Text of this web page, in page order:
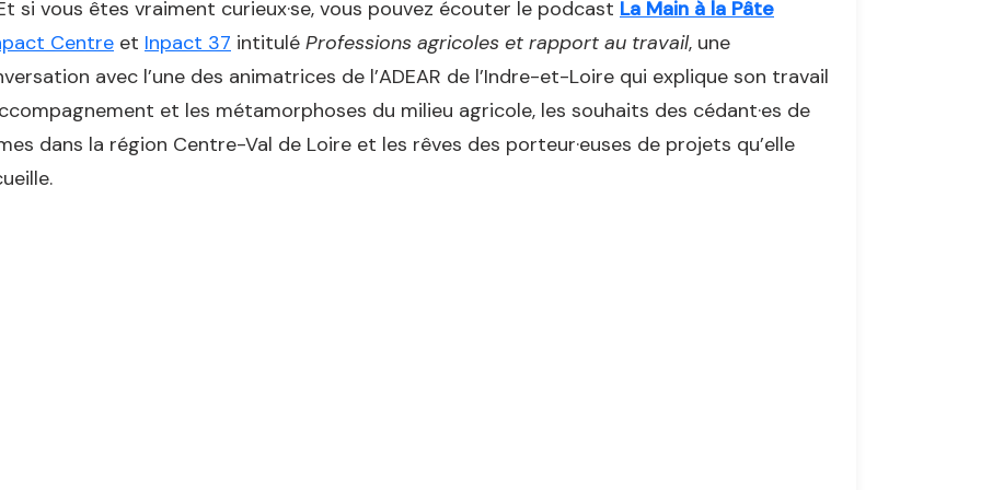
si vous êtes vraiment curieux·se, vous pouvez écouter le podcast La Main à la Pâte
Centre et Inpact 37 intitulé Professions agricoles et rapport au travail, une
avec l’une des animatrices de l’ADEAR de l’Indre-et-Loire qui explique son travail
et les métamorphoses du milieu agricole, les souhaits des cédant·es de
dans la région Centre-Val de Loire et les rêves des porteur·euses de projets qu’elle